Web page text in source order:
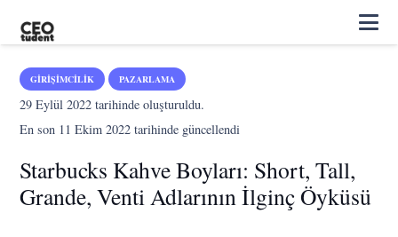
GIRIŞIMCILIK PAZARLAMA
29 Eylül 2022 tarihinde oluşturuldu.
En son 11 Ekim 2022 tarihinde güncellendi
Starbucks Kahve Boyları: Short, Tall,
Grande, Venti Adlarının İlginç Öyküsü